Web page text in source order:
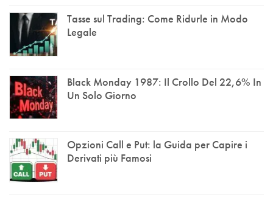
Tasse sul Trading: Come Ridurle in Modo
Legale
Black Monday 1987: Il Crollo Del 22,6% In
Un Solo Giorno
Opzioni Call e Put: la Guida per Capire i
Derivati più Famosi